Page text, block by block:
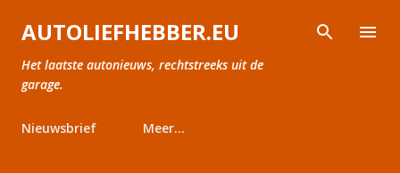
Doorgaan naar hoofdcontent
AUTOLIEFHEBBER.EU
Het laatste autonieuws, rechtstreeks uit de
garage.
Nieuwsbrief Meer…